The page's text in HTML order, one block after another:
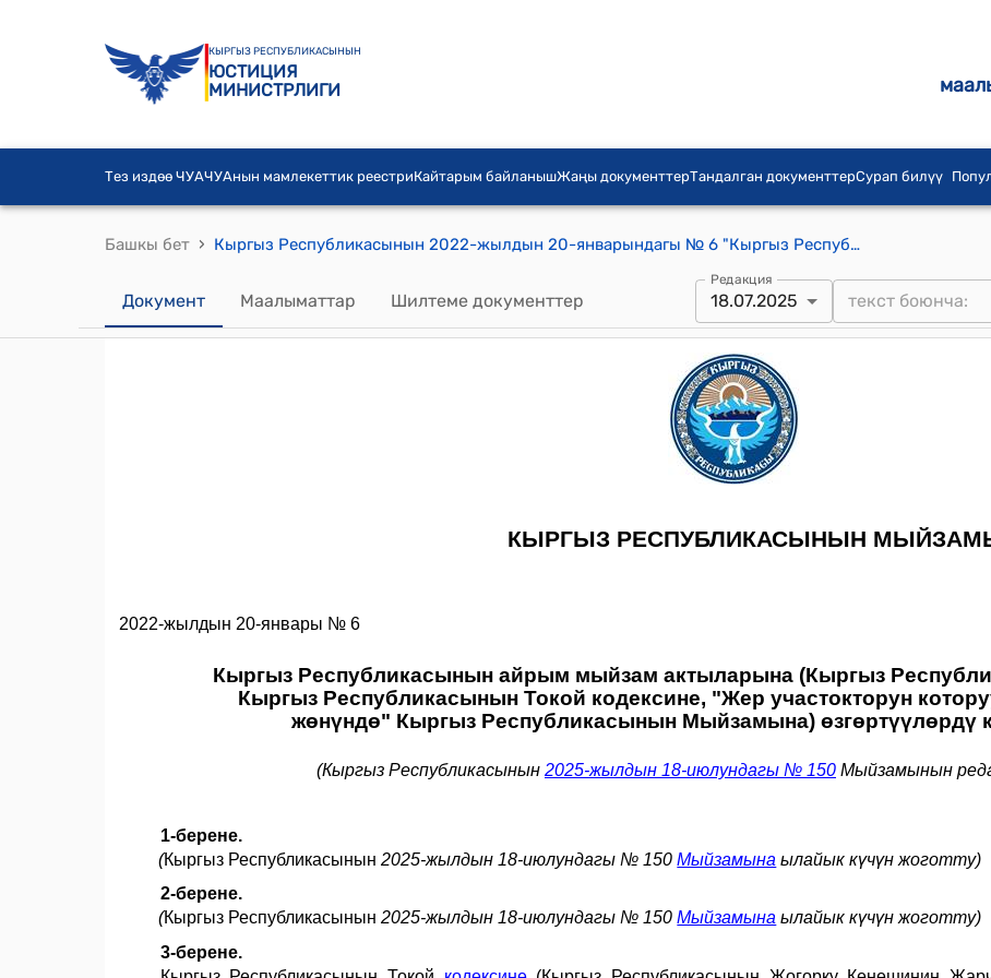
КЫРГЫЗ РЕСПУБЛИКАСЫНЫН
ЮСТИЦИЯ
МИНИСТРЛИГИ
Тез издөө ЧУАЧУАнын мамлекеттик реестриКайтарым байланышЖаңы документтерТандалган документтерСурап билүү
Башкы бет › Кыргыз Республикасынын 2022-жылдын 20-январындагы № 6 "Кыргыз Республикасынын айрым мыйзам актыларына (Кыргыз Республикасынын Жер кодексине, Кыргыз Республикасынын Токой кодексине, "Жер участокторун которуу (трансформациялоо) жөнүндө" Кыргыз Республикасынын Мыйзамына) өзгөртүүлөрдү киргизүү тууралуу" Мыйзамы
Документ Маалыматтар Шилтеме документтер
Редакция
18.07.2025